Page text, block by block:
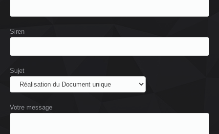
Siren
Sujet
Votre message